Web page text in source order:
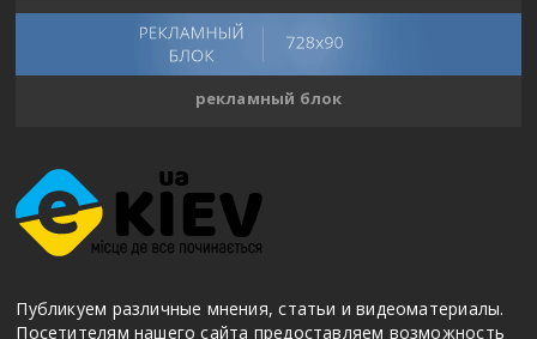
рекламный блок
Публикуем различные мнения, статьи и видеоматериалы.
Посетителям нашего сайта предоставляем возможность